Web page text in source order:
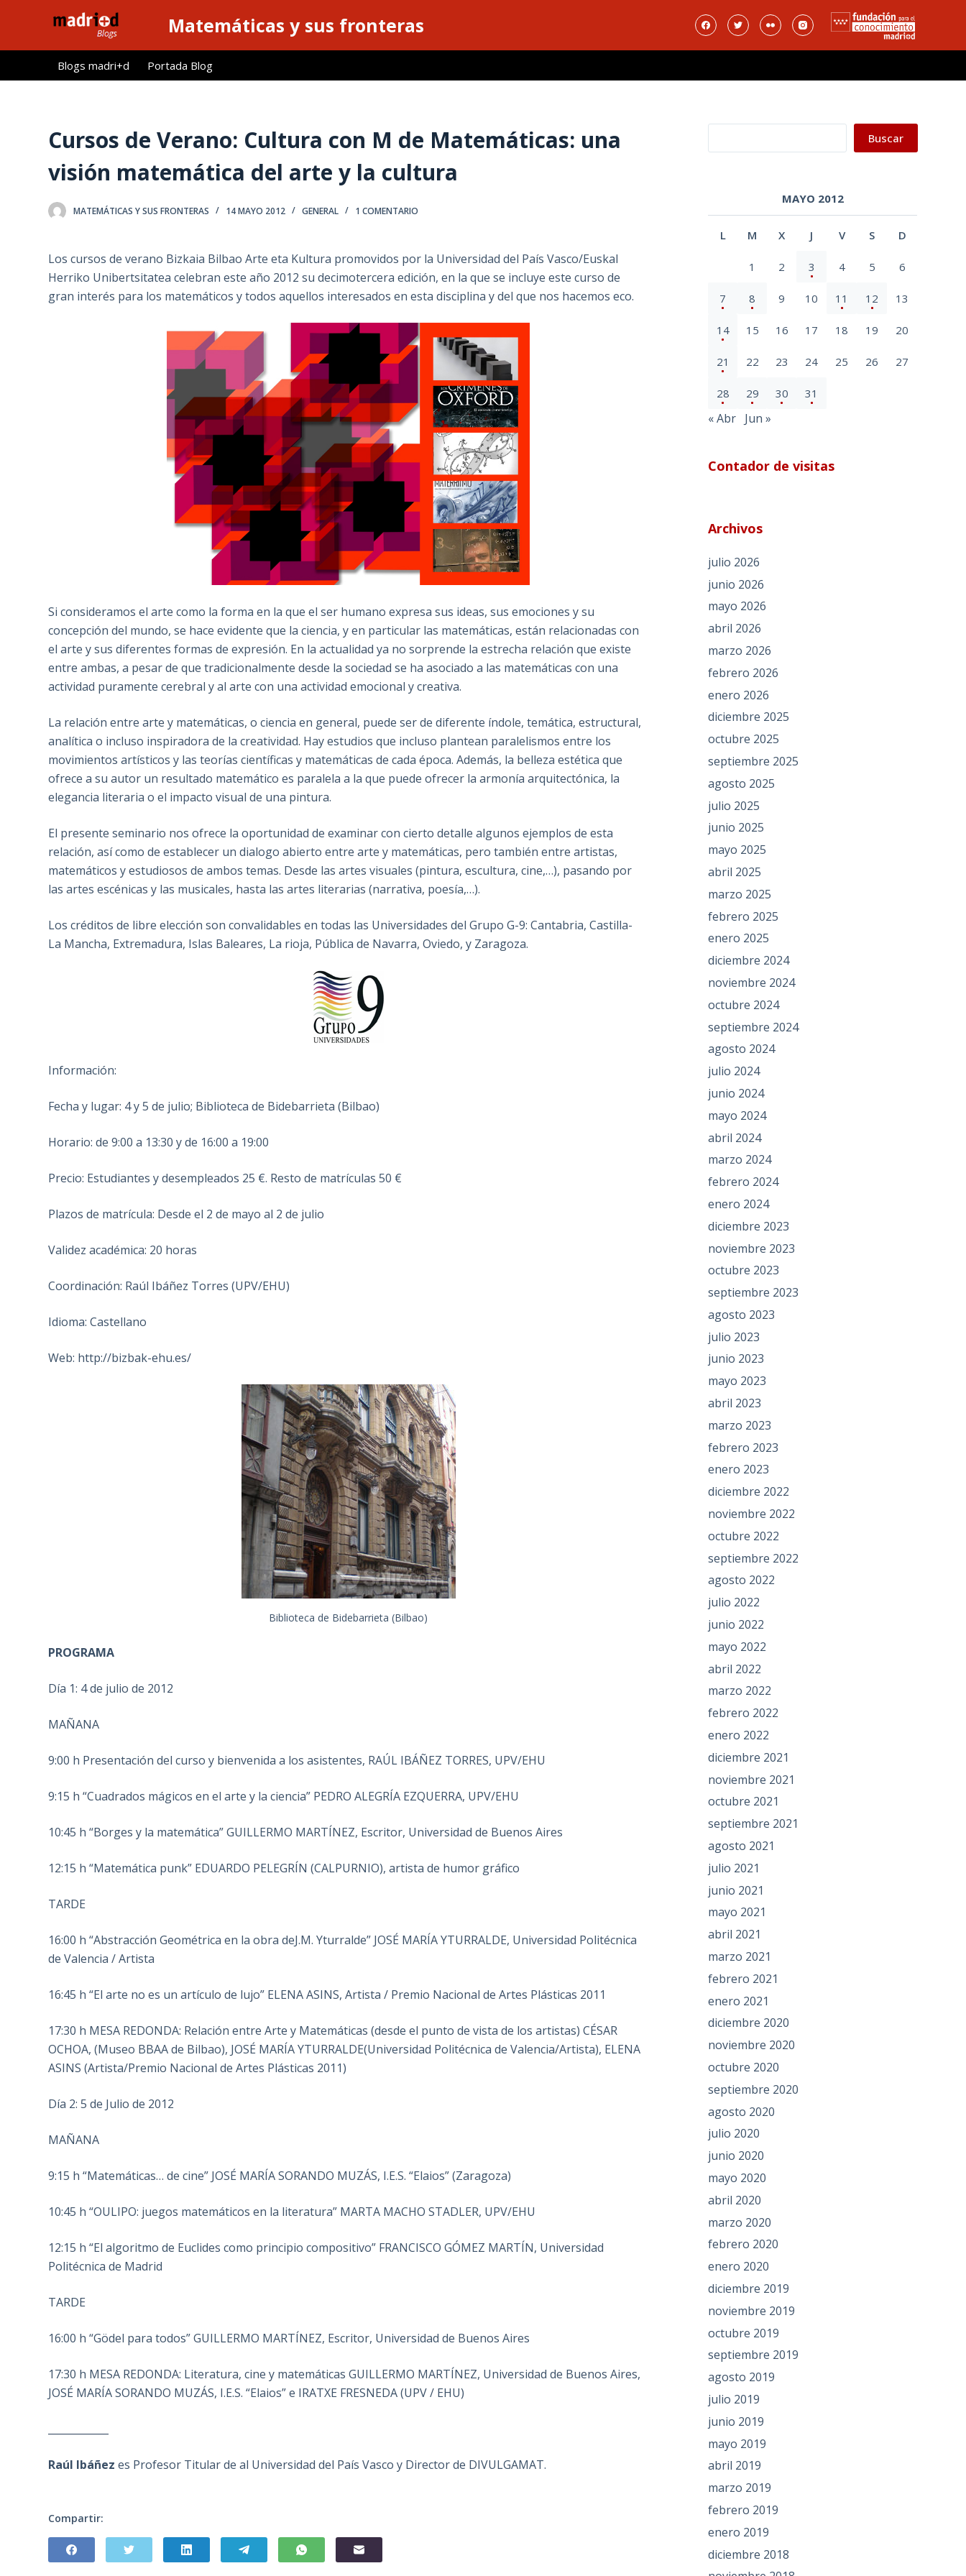
l
Matemáticas y sus fronteras
Blogs madri+d Portada Blog
Cursos de Verano: Cultura con M de Matemáticas: una
visión matemática del arte y la cultura
MATEMÁTICAS Y SUS FRONTERAS 14 MAYO 2012 GENERAL 1 COMENTARIO
Los cursos de verano Bizkaia Bilbao Arte eta Kultura promovidos por la Universidad del País Vasco/Euskal
Herriko Unibertsitatea celebran este año 2012 su decimotercera edición, en la que se incluye este curso de
gran interés para los matemáticos y todos aquellos interesados en esta disciplina y del que nos hacemos eco.
Si consideramos el arte como la forma en la que el ser humano expresa sus ideas, sus emociones y su
concepción del mundo, se hace evidente que la ciencia, y en particular las matemáticas, están relacionadas con
el arte y sus diferentes formas de expresión. En la actualidad ya no sorprende la estrecha relación que existe
entre ambas, a pesar de que tradicionalmente desde la sociedad se ha asociado a las matemáticas con una
actividad puramente cerebral y al arte con una actividad emocional y creativa.
La relación entre arte y matemáticas, o ciencia en general, puede ser de diferente índole, temática, estructural,
analítica o incluso inspiradora de la creatividad. Hay estudios que incluso plantean paralelismos entre los
movimientos artísticos y las teorías científicas y matemáticas de cada época. Además, la belleza estética que
ofrece a su autor un resultado matemático es paralela a la que puede ofrecer la armonía arquitectónica, la
elegancia literaria o el impacto visual de una pintura.
El presente seminario nos ofrece la oportunidad de examinar con cierto detalle algunos ejemplos de esta
relación, así como de establecer un dialogo abierto entre arte y matemáticas, pero también entre artistas,
matemáticos y estudiosos de ambos temas. Desde las artes visuales (pintura, escultura, cine,…), pasando por
las artes escénicas y las musicales, hasta las artes literarias (narrativa, poesía,…).
Los créditos de libre elección son convalidables en todas las Universidades del Grupo G-9: Cantabria, Castilla-
La Mancha, Extremadura, Islas Baleares, La rioja, Pública de Navarra, Oviedo, y Zaragoza.
Información:
Fecha y lugar: 4 y 5 de julio; Biblioteca de Bidebarrieta (Bilbao)
Horario: de 9:00 a 13:30 y de 16:00 a 19:00
Precio: Estudiantes y desempleados 25 €. Resto de matrículas 50 €
Plazos de matrícula: Desde el 2 de mayo al 2 de julio
Validez académica: 20 horas
Coordinación: Raúl Ibáñez Torres (UPV/EHU)
Idioma: Castellano
Web: http://bizbak-ehu.es/
Biblioteca de Bidebarrieta (Bilbao)
PROGRAMA
Día 1: 4 de julio de 2012
MAÑANA
9:00 h Presentación del curso y bienvenida a los asistentes, RAÚL IBÁÑEZ TORRES, UPV/EHU
9:15 h “Cuadrados mágicos en el arte y la ciencia” PEDRO ALEGRÍA EZQUERRA, UPV/EHU
10:45 h “Borges y la matemática” GUILLERMO MARTÍNEZ, Escritor, Universidad de Buenos Aires
12:15 h “Matemática punk” EDUARDO PELEGRÍN (CALPURNIO), artista de humor gráfico
TARDE
16:00 h “Abstracción Geométrica en la obra deJ.M. Yturralde” JOSÉ MARÍA YTURRALDE, Universidad Politécnica
de Valencia / Artista
16:45 h “El arte no es un artículo de lujo” ELENA ASINS, Artista / Premio Nacional de Artes Plásticas 2011
17:30 h MESA REDONDA: Relación entre Arte y Matemáticas (desde el punto de vista de los artistas) CÉSAR
OCHOA, (Museo BBAA de Bilbao), JOSÉ MARÍA YTURRALDE(Universidad Politécnica de Valencia/Artista), ELENA
ASINS (Artista/Premio Nacional de Artes Plásticas 2011)
Día 2: 5 de Julio de 2012
MAÑANA
9:15 h “Matemáticas… de cine” JOSÉ MARÍA SORANDO MUZÁS, I.E.S. “Elaios” (Zaragoza)
10:45 h “OULIPO: juegos matemáticos en la literatura” MARTA MACHO STADLER, UPV/EHU
12:15 h “El algoritmo de Euclides como principio compositivo” FRANCISCO GÓMEZ MARTÍN, Universidad
Politécnica de Madrid
TARDE
16:00 h “Gödel para todos” GUILLERMO MARTÍNEZ, Escritor, Universidad de Buenos Aires
17:30 h MESA REDONDA: Literatura, cine y matemáticas GUILLERMO MARTÍNEZ, Universidad de Buenos Aires,
JOSÉ MARÍA SORANDO MUZÁS, I.E.S. “Elaios” e IRATXE FRESNEDA (UPV / EHU)
Raúl Ibáñez es Profesor Titular de al Universidad del País Vasco y Director de DIVULGAMAT.
Compartir:
Buscar
MAYO 2012
L M X J V S D
1 2 3 4 5 6
7 8 9 10 11 12 13
14 15 16 17 18 19 20
21 22 23 24 25 26 27
28 29 30 31
« Abr Jun »
Contador de visitas
Archivos
julio 2026
junio 2026
mayo 2026
abril 2026
marzo 2026
febrero 2026
enero 2026
diciembre 2025
octubre 2025
septiembre 2025
agosto 2025
julio 2025
junio 2025
mayo 2025
abril 2025
marzo 2025
febrero 2025
enero 2025
diciembre 2024
noviembre 2024
octubre 2024
septiembre 2024
agosto 2024
julio 2024
junio 2024
mayo 2024
abril 2024
marzo 2024
febrero 2024
enero 2024
diciembre 2023
noviembre 2023
octubre 2023
septiembre 2023
agosto 2023
julio 2023
junio 2023
mayo 2023
abril 2023
marzo 2023
febrero 2023
enero 2023
diciembre 2022
noviembre 2022
octubre 2022
septiembre 2022
agosto 2022
julio 2022
junio 2022
mayo 2022
abril 2022
marzo 2022
febrero 2022
enero 2022
diciembre 2021
noviembre 2021
octubre 2021
septiembre 2021
agosto 2021
julio 2021
junio 2021
mayo 2021
abril 2021
marzo 2021
febrero 2021
enero 2021
diciembre 2020
noviembre 2020
octubre 2020
septiembre 2020
agosto 2020
julio 2020
junio 2020
mayo 2020
abril 2020
marzo 2020
febrero 2020
enero 2020
diciembre 2019
noviembre 2019
octubre 2019
septiembre 2019
agosto 2019
julio 2019
junio 2019
mayo 2019
abril 2019
marzo 2019
febrero 2019
enero 2019
diciembre 2018